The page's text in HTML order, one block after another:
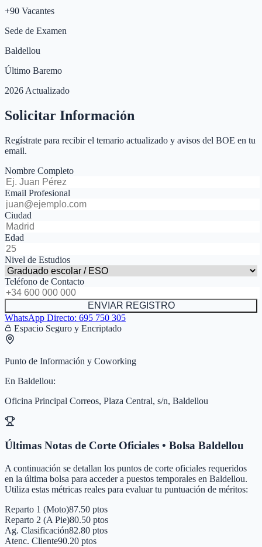
+90 Vacantes
Sede de Examen
Baldellou
Último Baremo
2026 Actualizado
Solicitar Información
Regístrate para recibir el temario actualizado y avisos del BOE en tu
email.
Nombre Completo
Email Profesional
Ciudad
Edad
Nivel de Estudios
Teléfono de Contacto
ENVIAR REGISTRO
WhatsApp Directo: 695 750 305
Espacio Seguro y Encriptado
Punto de Información y Coworking
En Baldellou:
Oficina Principal Correos, Plaza Central, s/n, Baldellou
Últimas Notas de Corte Oficiales • Bolsa Baldellou
A continuación se detallan los puntos de corte oficiales requeridos
en la última bolsa para acceder a puestos temporales en Baldellou.
Utiliza estas métricas reales para evaluar tu puntuación de méritos:
Reparto 1 (Moto)87.50 ptos
Reparto 2 (A Pie)80.50 ptos
Ag. Clasificación82.80 ptos
Atenc. Cliente90.20 ptos